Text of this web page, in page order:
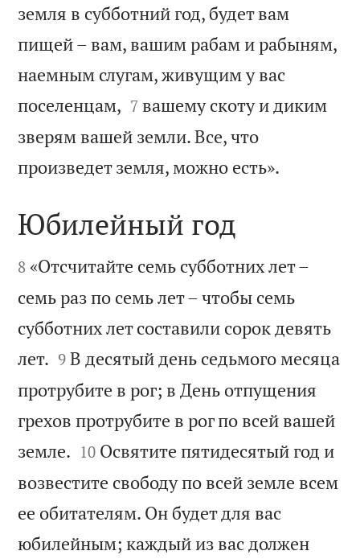
земля в субботний год, будет вам
пищей – вам, вашим рабам и рабыням,
наемным слугам, живущим у вас
поселенцам, 

7 вашему скоту и диким
зверям вашей земли. Все, что
произведет земля, можно есть».

Юбилейный год

8 «Отсчитайте семь субботних лет –
семь раз по семь лет – чтобы семь
субботних лет составили сорок девять
лет. 

9 В десятый день седьмого месяца
протрубите в рог; в День отпущения
грехов протрубите в рог по всей вашей
земле. 

10 Освятите пятидесятый год и
возвестите свободу по всей земле всем
ее обитателям. Он будет для вас
юбилейным; каждый из вас должен